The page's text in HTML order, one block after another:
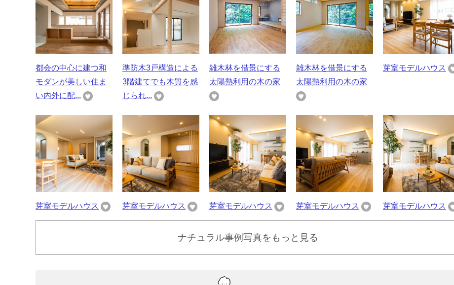
都会の中心に建つ和
モダンが美しい住ま
い内外に配...
準防木3戸構造による
3階建てでも木質を感
じられ...
雑木林を借景にする
太陽熱利用の木の家
雑木林を借景にする
太陽熱利用の木の家
芽室モデルハウス
芽室モデルハウス 芽室モデルハウス 芽室モデルハウス 芽室モデルハウス 芽室モデルハウス
ナチュラル事例写真をもっと見る